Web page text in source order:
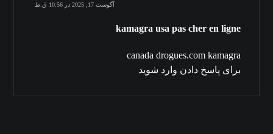
آگوست 17, 2025 در 10:56 ق.ظ
kamagra usa pas cher en ligne
canada drogues.com kamagra
برای پاسخ دادن وارد شوید